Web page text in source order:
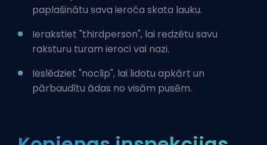
paplašinātu sava ieroča skata lauku.
Ierakstiet "thirdperson", lai redzētu savu
raksturu turam ieroci vai nazi.
Ieslēdziet "noclip", lai lidotu apkārt un
pārbaudītu ādas no visām pusēm.